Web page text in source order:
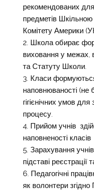
рекомендованих
предметів
Комітету Америки
Школа обирає
виховання у
та Статуту Школи.
Класи формуються
наповнюваності (не
гігієнічних умов
процесу.
Прийом учнів
наповненості класів
Зарахування
підставі
Педагогічні
як волонтери